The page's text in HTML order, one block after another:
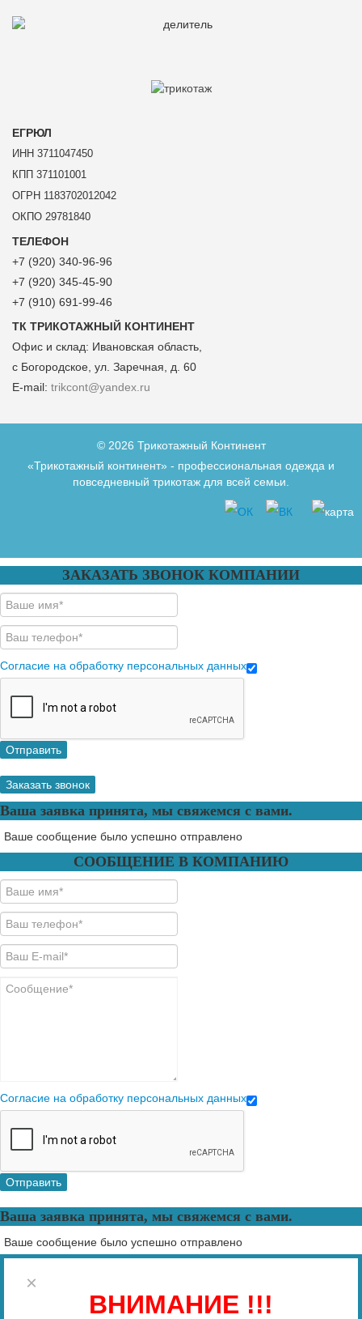
ЕГРЮЛ
ИНН 3711047450
КПП 371101001
ОГРН 1183702012042
ОКПО 29781840
ТЕЛЕФОН
+7 (920) 340-96-96
+7 (920) 345-45-90
+7 (910) 691-99-46
ТК ТРИКОТАЖНЫЙ КОНТИНЕНТ
Офис и склад: Ивановская область,
с Богородское, ул. Заречная, д. 60
E-mail: trikcont@yandex.ru
© 2026 Трикотажный Континент
«Трикотажный континент» - профессиональная одежда и
повседневный трикотаж для всей семьи.
ЗАКАЗАТЬ ЗВОНОК КОМПАНИИ
Согласие на обработку персональных данных
Отправить
Заказать звонок
Ваша заявка принята, мы свяжемся с вами.
Ваше сообщение было успешно отправлено
СООБЩЕНИЕ В КОМПАНИЮ
Согласие на обработку персональных данных
Отправить
Ваша заявка принята, мы свяжемся с вами.
Ваше сообщение было успешно отправлено
×
ВНИМАНИЕ !!!